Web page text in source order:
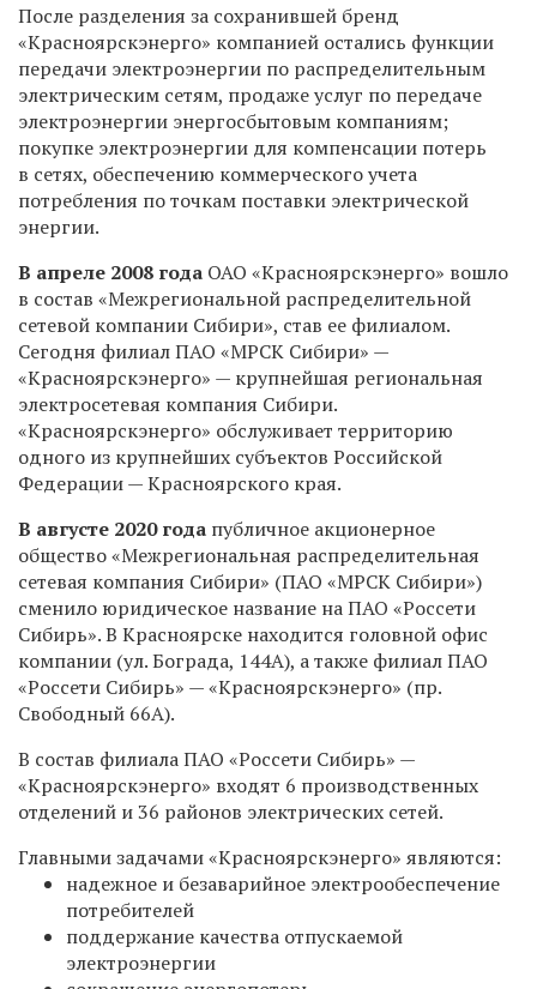
После разделения за сохранившей бренд
«Красноярскэнерго» компанией остались функции
передачи электроэнергии по распределительным
электрическим сетям, продаже услуг по передаче
электроэнергии энергосбытовым компаниям;
покупке электроэнергии для компенсации потерь
в сетях, обеспечению коммерческого учета
потребления по точкам поставки электрической
энергии.
В апреле 2008 года ОАО «Красноярскэнерго» вошло
в состав «Межрегиональной распределительной
сетевой компании Сибири», став ее филиалом.
Сегодня филиал ПАО «МРСК Сибири» —
«Красноярскэнерго» — крупнейшая региональная
электросетевая компания Сибири.
«Красноярскэнерго» обслуживает территорию
одного из крупнейших субъектов Российской
Федерации — Красноярского края.
В августе 2020 года публичное акционерное
общество «Межрегиональная распределительная
сетевая компания Сибири» (ПАО «МРСК Сибири»)
сменило юридическое название на ПАО «Россети
Сибирь». В Красноярске находится головной офис
компании (ул. Бограда, 144А), а также филиал ПАО
«Россети Сибирь» — «Красноярскэнерго» (пр.
Свободный 66А).
В состав филиала ПАО «Россети Сибирь» —
«Красноярскэнерго» входят 6 производственных
отделений и 36 районов электрических сетей.
Главными задачами «Красноярскэнерго» являются:
надежное и безаварийное электрообеспечение
потребителей
поддержание качества отпускаемой
электроэнергии